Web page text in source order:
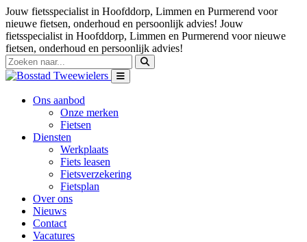
Jouw fietsspecialist in Hoofddorp, Limmen en Purmerend voor
nieuwe fietsen, onderhoud en persoonlijk advies! Jouw
fietsspecialist in Hoofddorp, Limmen en Purmerend voor nieuwe
fietsen, onderhoud en persoonlijk advies!
Ons aanbod
Onze merken
Fietsen
Diensten
Werkplaats
Fiets leasen
Fietsverzekering
Fietsplan
Over ons
Nieuws
Contact
Vacatures